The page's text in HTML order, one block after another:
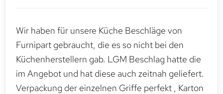
Wir haben für unsere Küche Beschläge von
Furnipart gebraucht, die es so nicht bei den
Küchenherstellern gab. LGM Beschlag hatte die
im Angebot und hat diese auch zeitnah geliefert.
Verpackung der einzelnen Griffe perfekt , Karton